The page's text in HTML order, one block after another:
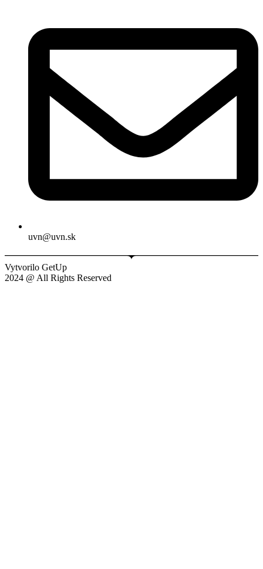
uvn@uvn.sk
Vytvorilo GetUp
2024 @ All Rights Reserved